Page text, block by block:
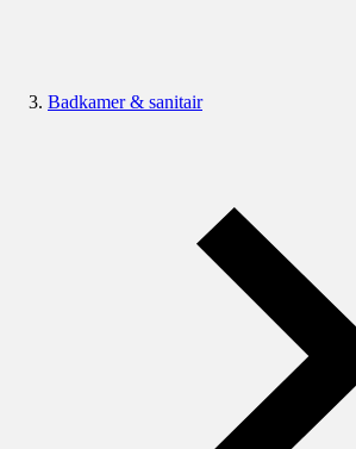
Badkamer & sanitair